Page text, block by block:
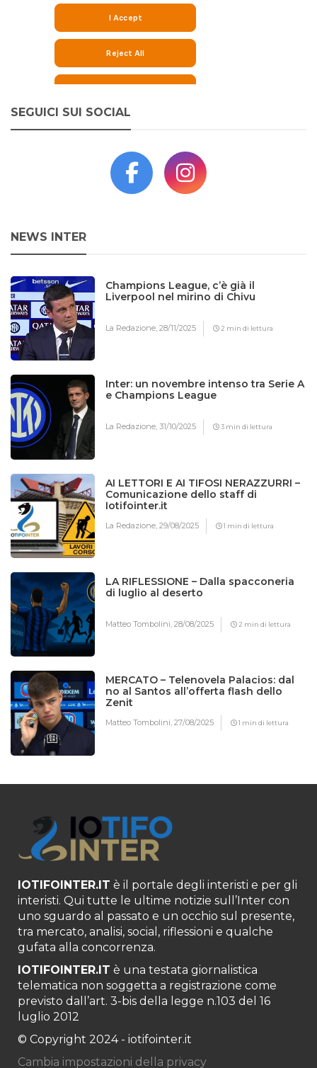
SEGUICI SUI SOCIAL
NEWS INTER
Champions League, c’è già il
Liverpool nel mirino di Chivu
La Redazione,28/11/2025 2 min di lettura
Inter: un novembre intenso tra Serie A
e Champions League
La Redazione,31/10/2025 3 min di lettura
AI LETTORI E AI TIFOSI NERAZZURRI –
Comunicazione dello staff di
Iotifointer.it
La Redazione,29/08/2025 1 min di lettura
LA RIFLESSIONE – Dalla spacconeria
di luglio al deserto
Matteo Tombolini,28/08/2025 2 min di lettura
MERCATO – Telenovela Palacios: dal
no al Santos all’offerta flash dello
Zenit
Matteo Tombolini,27/08/2025 1 min di lettura
IOTIFOINTER.IT è il portale degli interisti e per gli
interisti. Qui tutte le ultime notizie sull’Inter con
uno sguardo al passato e un occhio sul presente,
tra mercato, analisi, social, riflessioni e qualche
gufata alla concorrenza.
IOTIFOINTER.IT è una testata giornalistica
telematica non soggetta a registrazione come
previsto dall’art. 3-bis della legge n.103 del 16
luglio 2012
© Copyright 2024 - iotifointer.it
Cambia impostazioni della privacy